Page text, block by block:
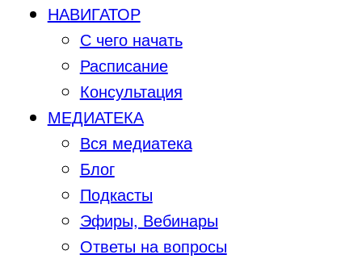
НАВИГАТОР
С чего начать
Расписание
Консультация
МЕДИАТЕКА
Вся медиатека
Блог
Подкасты
Эфиры, Вебинары
Ответы на вопросы